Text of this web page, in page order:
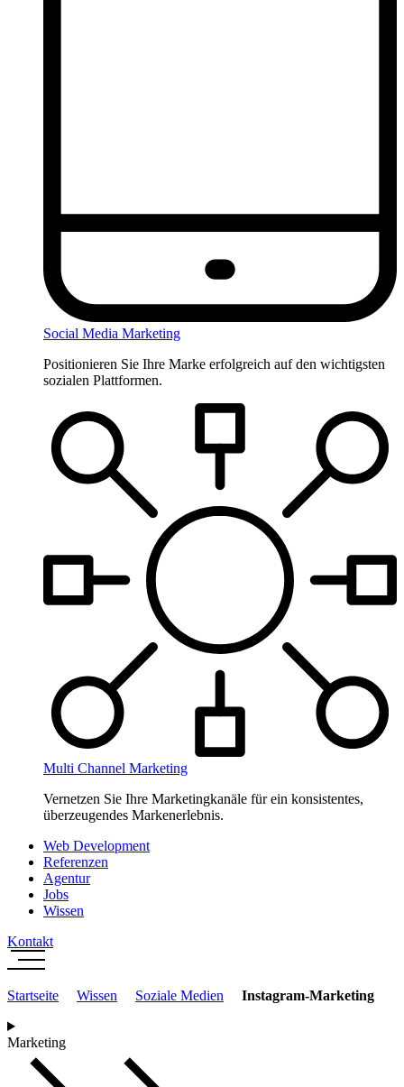
Social Media Marketing
Positionieren Sie Ihre Marke erfolgreich auf den wichtigsten
sozialen Plattformen.
Multi Channel Marketing
Vernetzen Sie Ihre Marketingkanäle für ein konsistentes,
überzeugendes Markenerlebnis.
Web Development
Referenzen
Agentur
Jobs
Wissen
Kontakt
Startseite Wissen Soziale Medien Instagram-Marketing
Marketing